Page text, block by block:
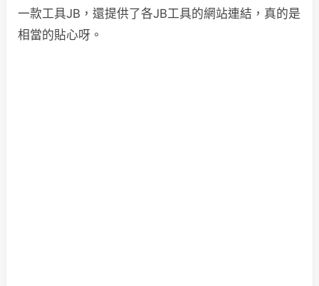
一款工具JB，還提供了各JB工具的網站連結，真的是
相當的貼心呀。